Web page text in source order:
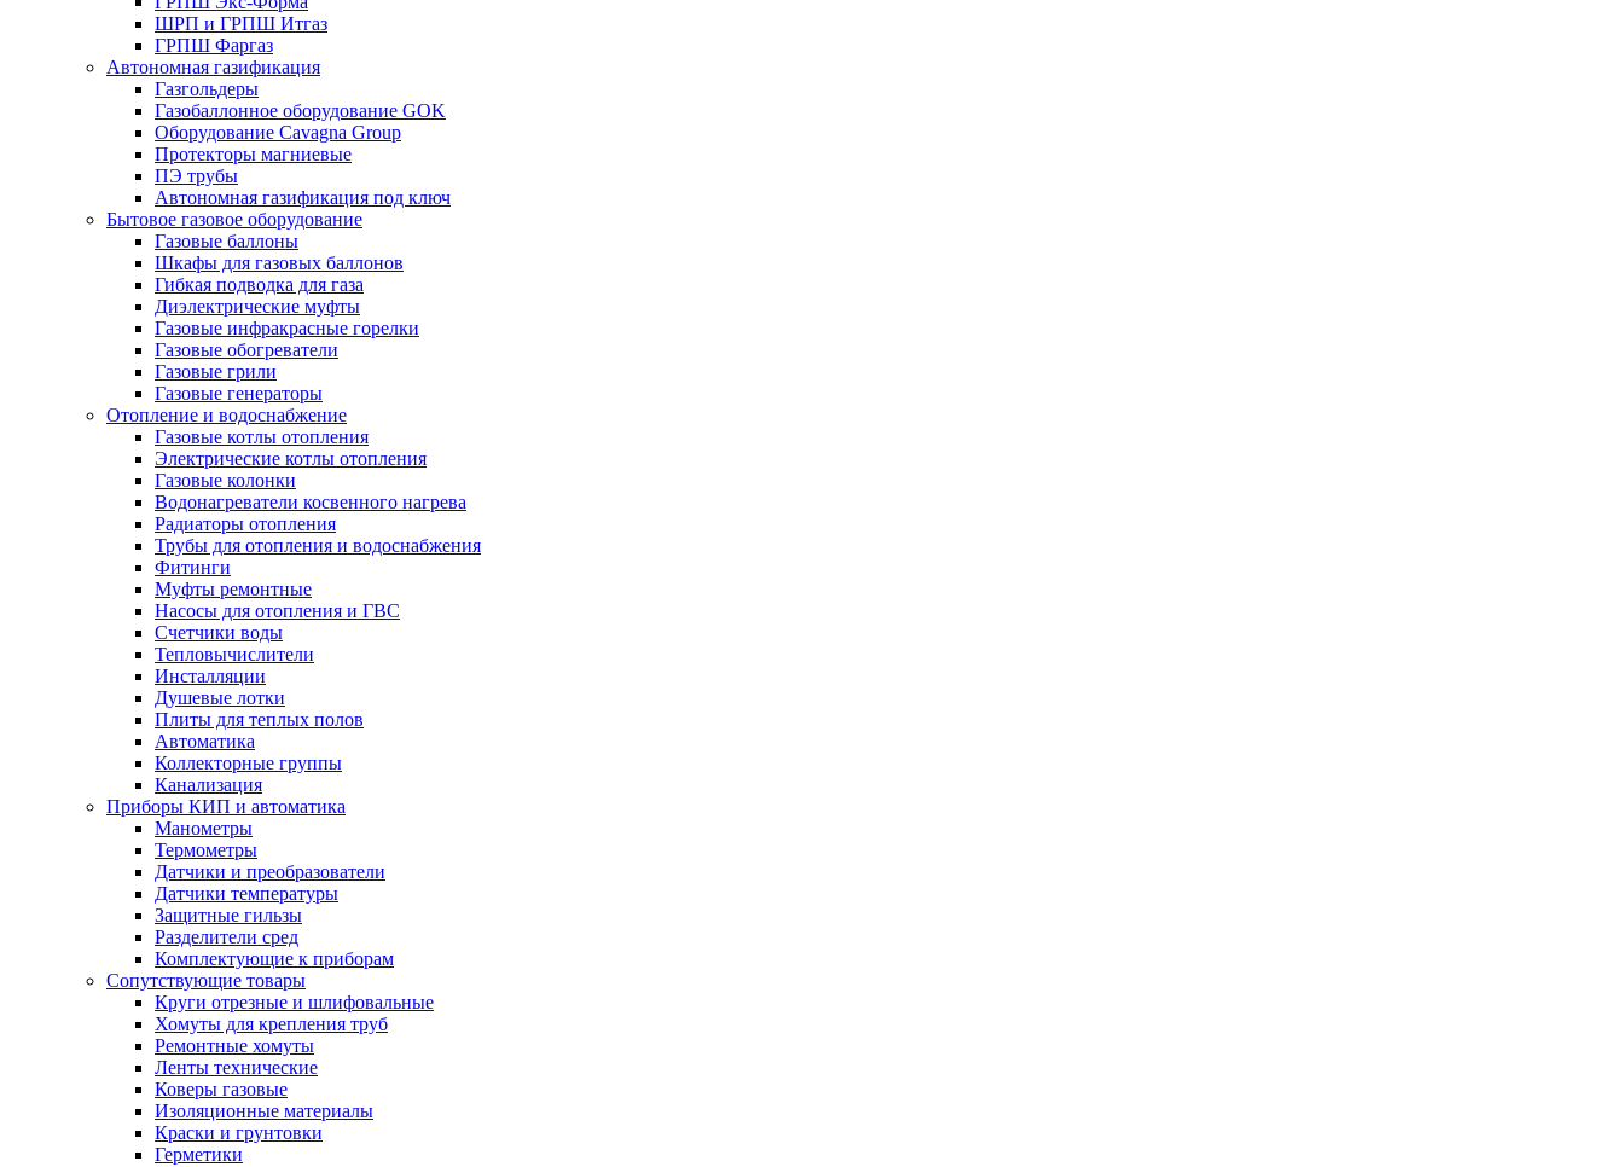
ШРП и ГРПШ Итгаз
ГРПШ Фаргаз
Автономная газификация
Газгольдеры
Газобаллонное оборудование GOK
Оборудование Cavagna Group
Протекторы магниевые
ПЭ трубы
Автономная газификация под ключ
Бытовое газовое оборудование
Газовые баллоны
Шкафы для газовых баллонов
Гибкая подводка для газа
Диэлектрические муфты
Газовые инфракрасные горелки
Газовые обогреватели
Газовые грили
Газовые генераторы
Отопление и водоснабжение
Газовые котлы отопления
Электрические котлы отопления
Газовые колонки
Водонагреватели косвенного нагрева
Радиаторы отопления
Трубы для отопления и водоснабжения
Фитинги
Муфты ремонтные
Насосы для отопления и ГВС
Счетчики воды
Тепловычислители
Инсталляции
Душевые лотки
Плиты для теплых полов
Автоматика
Коллекторные группы
Канализация
Приборы КИП и автоматика
Манометры
Термометры
Датчики и преобразователи
Датчики температуры
Защитные гильзы
Разделители сред
Комплектующие к приборам
Сопутствующие товары
Круги отрезные и шлифовальные
Хомуты для крепления труб
Ремонтные хомуты
Ленты технические
Коверы газовые
Изоляционные материалы
Краски и грунтовки
Герметики